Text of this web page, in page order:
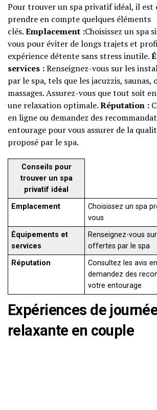
Pour trouver un spa privatif idéal, il est
prendre en compte quelques éléments
clés.Emplacement :Choisissez un spa
vous pour éviter de longs trajets et
expérience détente sans stress inutile.
services :Renseignez-vous sur les
par le spa, tels que les jacuzzis, saunas,
massages. Assurez-vous que tout soit
une relaxation optimale.Réputation :
en ligne ou demandez des
entourage pour vous assurer de la
proposé par le spa.
Conseils pour
trouver un spa
privatif idéal
Emplacement
Choisissez un spa
vous
Équipements et
services
Renseignez-vous
offertes par le spa
Réputation
Consultez les avis
demandez des
votre entourage
Expériences de
relaxante en couple